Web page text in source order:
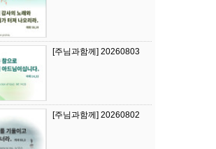
[주님과함께] 20260803
[주님과함께] 20260802